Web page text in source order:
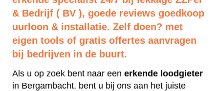
& Bedrijf ( BV ), goede reviews goedkoop
uurloon & installatie. Zelf doen? met
eigen tools of gratis offertes aanvragen
bij bedrijven in de buurt.
Als u op zoek bent naar een erkende loodgieter
in Bergambacht, bent u bij ons aan het juiste